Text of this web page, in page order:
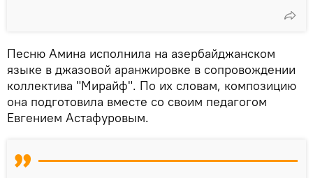
Песню Амина исполнила на азербайджанском
языке в джазовой аранжировке в сопровождении
коллектива "Мирайф". По их словам, композицию
она подготовила вместе со своим педагогом
Евгением Астафуровым.